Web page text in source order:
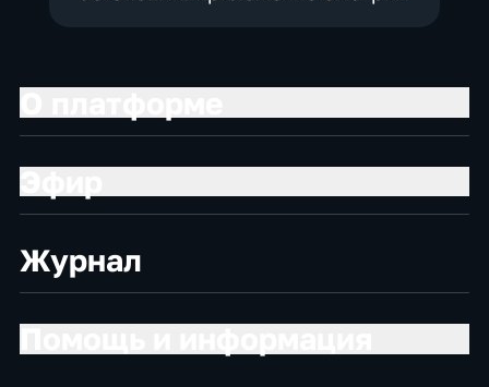
Журнал